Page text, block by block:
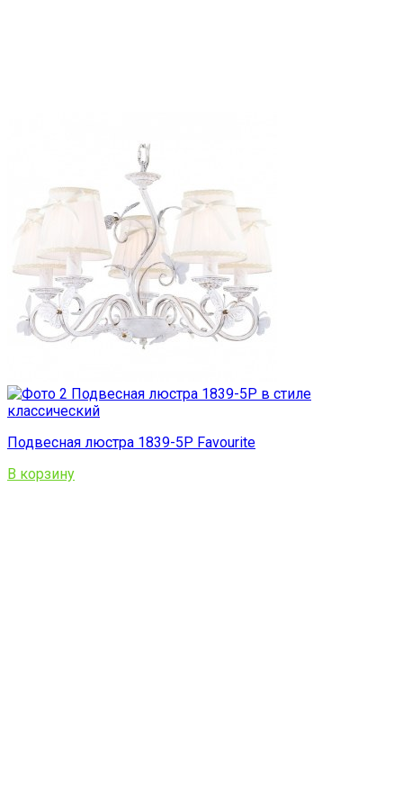
Подвесная люстра 1839-5P Favourite
В корзину